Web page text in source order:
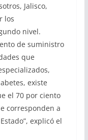
Jalisco,
los
nivel.
de suministro
que
existe
el 70 por ciento
corresponden a
explicó el